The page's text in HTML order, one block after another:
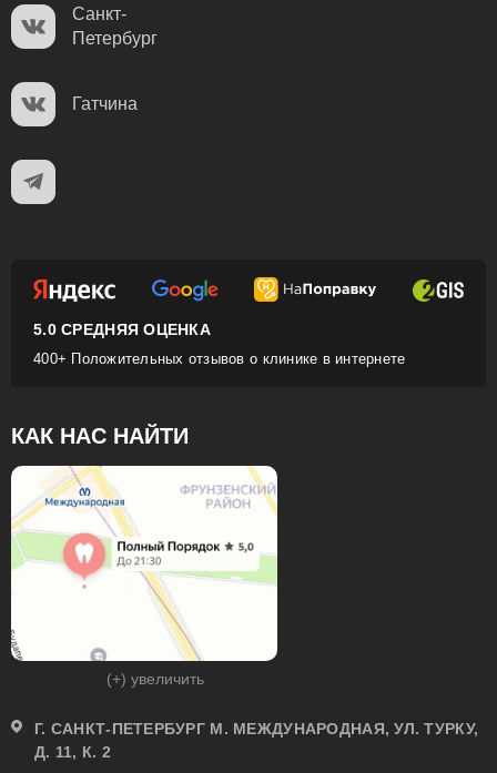
Санкт-
Петербург
Гатчина
5.0 СРЕДНЯЯ ОЦЕНКА
400+ Положительных отзывов о клинике в интернете
КАК НАС НАЙТИ
(+) увеличить
Г. САНКТ-ПЕТЕРБУРГ М. МЕЖДУНАРОДНАЯ, УЛ. ТУРКУ,
Д. 11, К. 2